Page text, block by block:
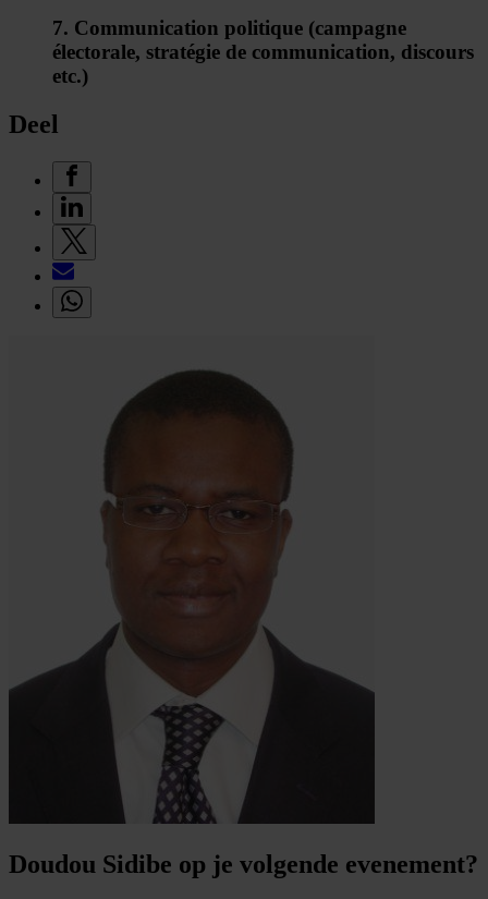
7. Communication politique (campagne
électorale, stratégie de communication, discours
etc.)
Deel
Doudou Sidibe op je volgende evenement?